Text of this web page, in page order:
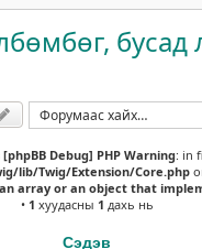
бусад
[phpBB Debug] PHP Warning: in
lib/Twig/Extension/Core.php
array or an object that
• 1 хуудасны 1 дахь нь
Сэдэв